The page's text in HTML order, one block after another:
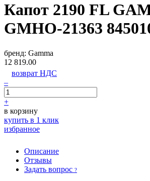
Капот 2190 FL
GMHO-21363
бренд: Gamma
12 819.00
возврат НДС
–
+
в корзину
купить в 1 клик
избранное
Описание
Отзывы
Задать вопрос ?